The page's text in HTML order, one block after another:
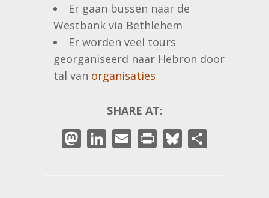
Er gaan bussen naar de
Westbank via Bethlehem
Er worden veel tours
georganiseerd naar Hebron door
tal van organisaties
SHARE AT:
M
as
to
Li
n
k
E
m
ai
Pr
in
t
Bl
u
e e